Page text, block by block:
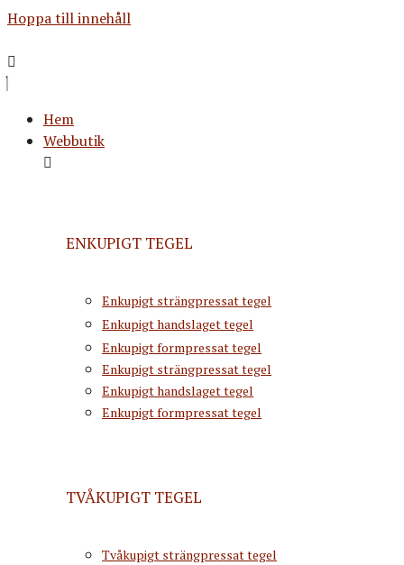
Hoppa till innehåll
Hem
Webbutik
ENKUPIGT TEGEL
Enkupigt strängpressat tegel
Enkupigt handslaget tegel
Enkupigt formpressat tegel
Enkupigt strängpressat tegel
Enkupigt handslaget tegel
Enkupigt formpressat tegel
TVÅKUPIGT TEGEL
Tvåkupigt strängpressat tegel